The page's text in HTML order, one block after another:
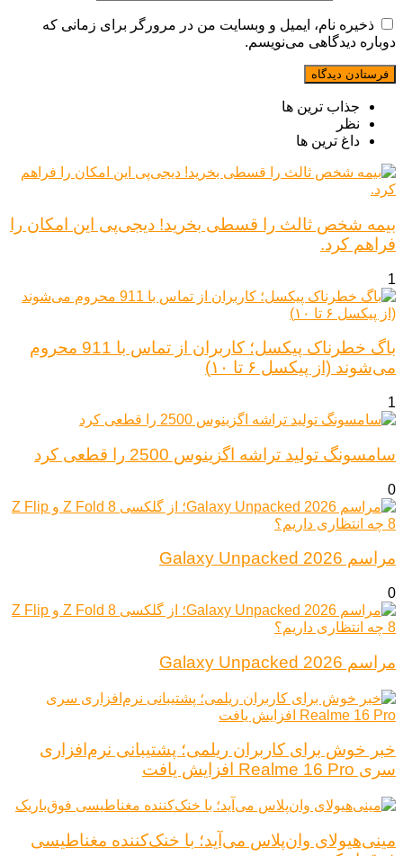
ذخیره نام، ایمیل و وبسایت من در مرورگر برای زمانی که
دوباره دیدگاهی می‌نویسم.
جذاب ترین ها
نظر
داغ ترین ها
بیمه شخص ثالث را قسطی بخرید! دیجی‌پی این امکان را
فراهم کرد.
1
باگ خطرناک پیکسل؛ کاربران از تماس با 911 محروم
می‌شوند (از پیکسل ۶ تا ۱۰)
1
سامسونگ تولید تراشه اگزینوس 2500 را قطعی کرد
0
مراسم Galaxy Unpacked 2026
0
مراسم Galaxy Unpacked 2026
خبر خوش برای کاربران ریلمی؛ پشتیبانی نرم‌افزاری
سری Realme 16 Pro افزایش یافت
مینی‌هیولای وان‌پلاس می‌آید؛ با خنک‌کننده مغناطیسی